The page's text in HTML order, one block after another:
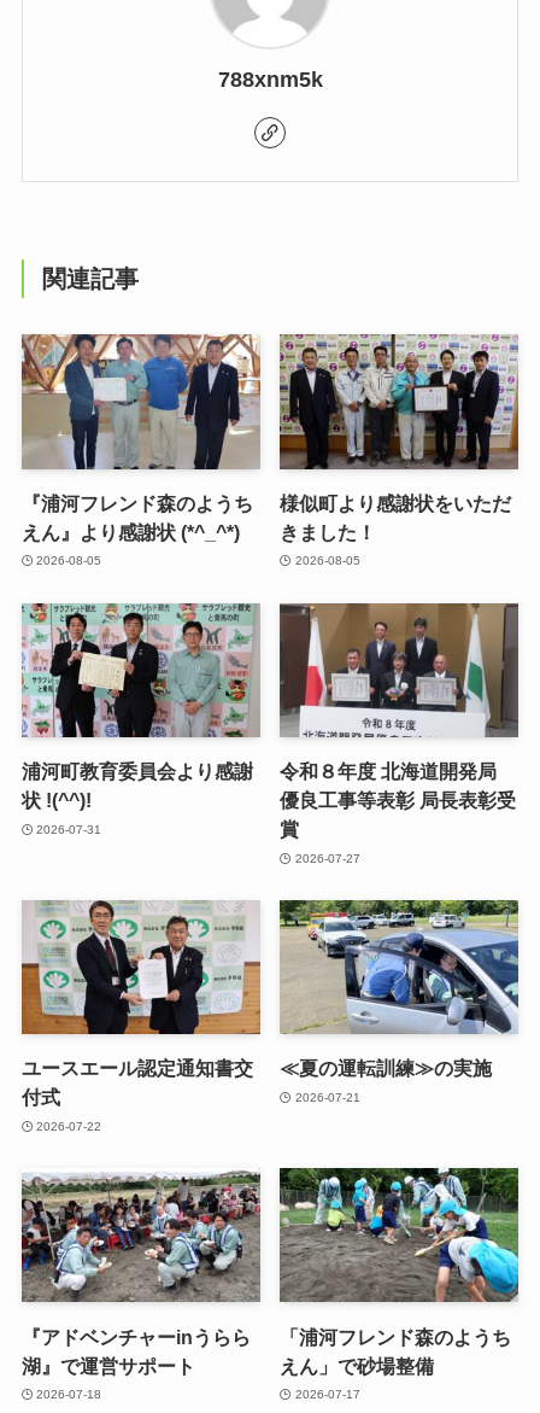
788xnm5k
関連記事
『浦河フレンド森のようち
えん』より感謝状 (*^_^*)
2026-08-05
様似町より感謝状をいただ
きました！
2026-08-05
浦河町教育委員会より感謝
状 !(^^)!
2026-07-31
令和８年度 北海道開発局
優良工事等表彰 局長表彰受
賞
2026-07-27
ユースエール認定通知書交
付式
2026-07-22
≪夏の運転訓練≫の実施
2026-07-21
『アドベンチャーinうらら
湖』で運営サポート
2026-07-18
「浦河フレンド森のようち
えん」で砂場整備
2026-07-17